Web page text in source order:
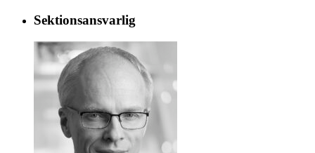
Sektionsansvarlig